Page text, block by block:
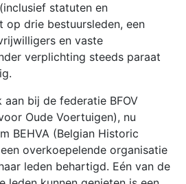
statuten en
op drie bestuursleden, een
en vaste
verplichting steeds paraat
bij de federatie BFOV
Oude Voertuigen), nu
BEHVA (Belgian Historic
overkoepelende organisatie
leden behartigd. Eén van de